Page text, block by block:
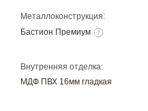
Металлоконструкция:
Бастион Премиум
Внутренняя отделка:
МДФ ПВХ 16мм гладкая